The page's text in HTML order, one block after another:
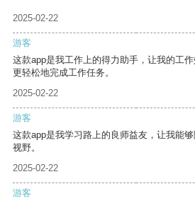
2025-02-22
游客
这款app是我工作上的得力助手，让我的工
更轻松地完成工作任务。
2025-02-22
游客
这款app是我学习路上的良师益友，让我能
视野。
2025-02-22
游客